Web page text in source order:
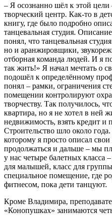
– Я осознанно шёл к этой цели
творческий центр. Как-то в
книгу, где было подробно
танцевальная студия.
понял, что танцевальная
но и аранжировщики,
отборная команда людей. И я
так жить!» Я начал мечтать о
подошёл к определённому
понял – рамки, ограничения
помещении контролируют
творчеству. Так получилось,
квартира, но я не хотел в ней
недвижимость, взять кредит и
Строительство шло около
которому я просто описал
продолжаться и дальше – мы
у нас четыре балетных класса
для малышей, класс для группы
специальное помещение, где
фитнесом, пока дети танцуют.
Кроме Владимира,
«Конопушках» занимаются